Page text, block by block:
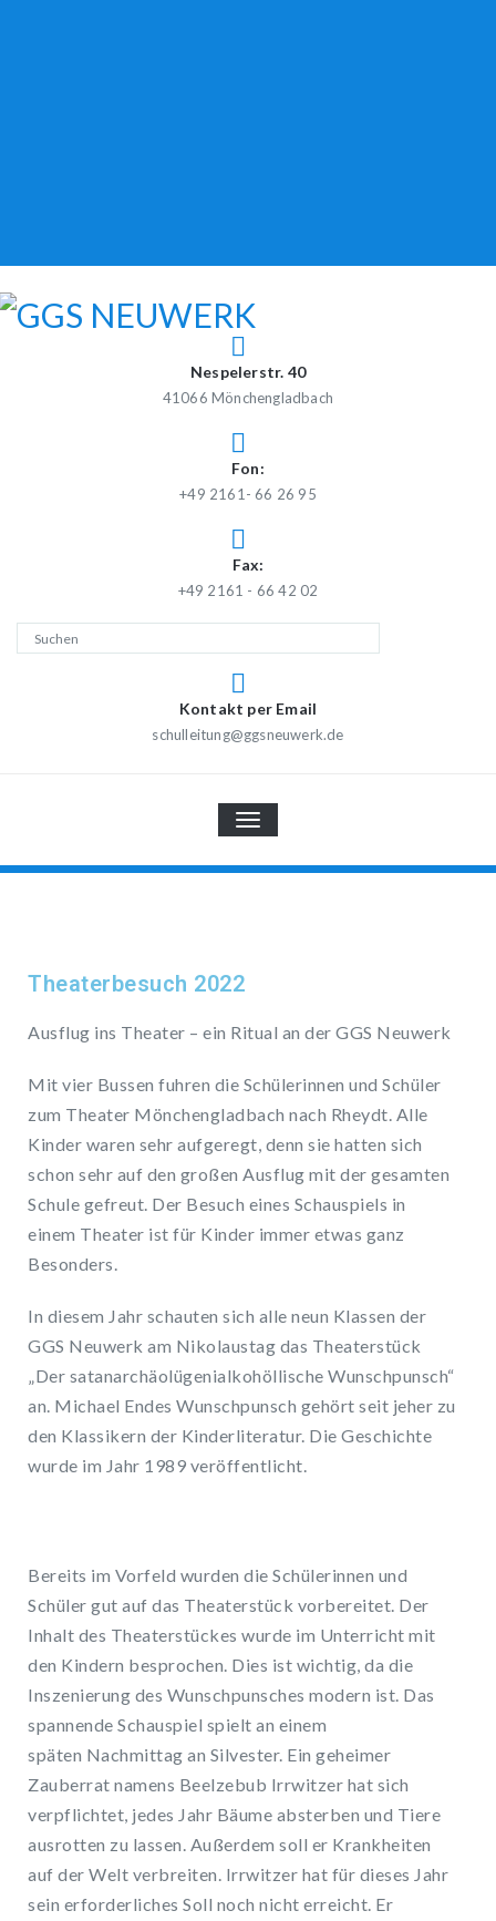
GGS NEUWERK
Gemeinschaftsgrundschule Neuwerk
Nespelerstr. 40
41066 Mönchengladbach
Fon:
+49 2161- 66 26 95
Fax:
+49 2161 - 66 42 02
Kontakt per Email
schulleitung@ggsneuwerk.de
TOGGLE
NAVIGATION
Theaterbesuch 2022
Ausflug ins Theater – ein Ritual an der GGS Neuwerk
Mit vier Bussen fuhren die Schülerinnen und Schüler
zum Theater Mönchengladbach nach Rheydt. Alle
Kinder waren sehr aufgeregt, denn sie hatten sich
schon sehr auf den großen Ausflug mit der gesamten
Schule gefreut. Der Besuch eines Schauspiels in
einem Theater ist für Kinder immer etwas ganz
Besonders.
In diesem Jahr schauten sich alle neun Klassen der
GGS Neuwerk am Nikolaustag das Theaterstück
„Der satanarchäolügenialkohöllische Wunschpunsch“
an. Michael Endes Wunschpunsch gehört seit jeher zu
den Klassikern der Kinderliteratur. Die Geschichte
wurde im Jahr 1989 veröffentlicht.
Bereits im Vorfeld wurden die Schülerinnen und
Schüler gut auf das Theaterstück vorbereitet. Der
Inhalt des Theaterstückes wurde im Unterricht mit
den Kindern besprochen. Dies ist wichtig, da die
Inszenierung des Wunschpunsches modern ist. Das
spannende Schauspiel spielt an einem
späten Nachmittag an Silvester. Ein geheimer
Zauberrat namens Beelzebub Irrwitzer hat sich
verpflichtet, jedes Jahr Bäume absterben und Tiere
ausrotten zu lassen. Außerdem soll er Krankheiten
auf der Welt verbreiten. Irrwitzer hat für dieses Jahr
sein erforderliches Soll noch nicht erreicht. Er